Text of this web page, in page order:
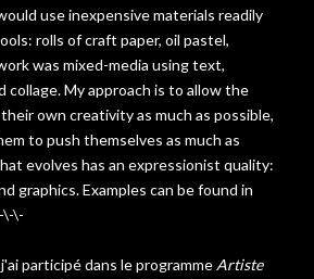
use inexpensive materials readily
rolls of craft paper, oil pastel,
was mixed-media using text,
collage. My approach is to allow the
own creativity as much as possible,
to push themselves as much as
evolves has an expressionist quality:
graphics. Examples can be found in
\-
participé dans le programme Artiste